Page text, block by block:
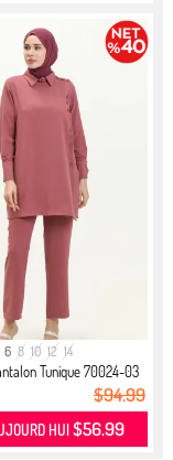
6 8 10 12 14
Tunique 70024-03
$94.99
HUI $56.99